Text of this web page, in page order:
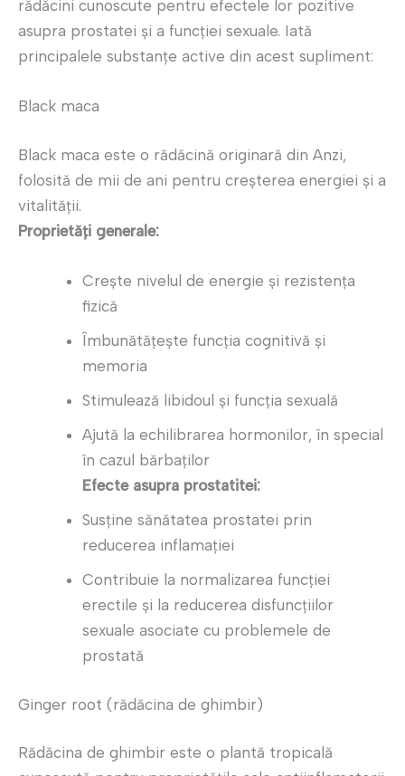
rădăcini cunoscute pentru efectele lor pozitive
asupra prostatei și a funcției sexuale. Iată
principalele substanțe active din acest supliment:
Black maca
Black maca este o rădăcină originară din Anzi,
folosită de mii de ani pentru creșterea energiei și a
vitalității.
Proprietăți generale:
Crește nivelul de energie și rezistența
fizică
Îmbunătățește funcția cognitivă și
memoria
Stimulează libidoul și funcția sexuală
Ajută la echilibrarea hormonilor, în special
în cazul bărbaților
Efecte asupra prostatitei:
Susține sănătatea prostatei prin
reducerea inflamației
Contribuie la normalizarea funcției
erectile și la reducerea disfuncțiilor
sexuale asociate cu problemele de
prostată
Ginger root (rădăcina de ghimbir)
Rădăcina de ghimbir este o plantă tropicală